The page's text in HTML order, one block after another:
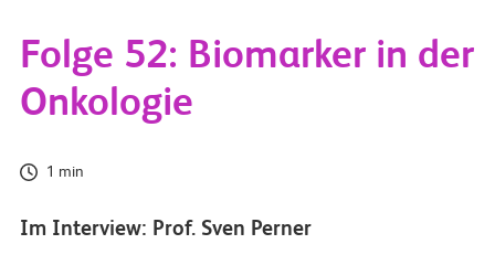
Folge 52: Biomarker in der
Onkologie
1 min
Im Interview: Prof. Sven Perner